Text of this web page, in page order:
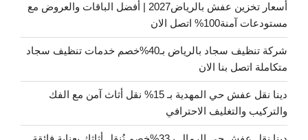
أسعار تخزين عفش بالرياض2027 | أفضل الباقات والعروض مع
مستودعات آمنة100% اتصل الان
شركة تنظيف سجاد بالرياض بـ40%خصم خدمات تنظيف سجاد
متكاملة اتصل بنا الان
دينا نقل عفش حي المهدية بـ 15% نقل أثاث آمن مع الفك
والتركيب والتغليف الاحترافي